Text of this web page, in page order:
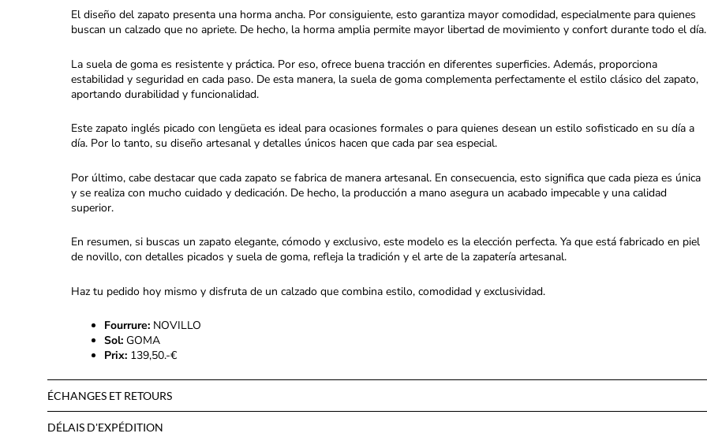
El diseño del zapato presenta una horma ancha. Por consiguiente, esto garantiza mayor comodidad, especialmente para quienes
buscan un calzado que no apriete. De hecho, la horma amplia permite mayor libertad de movimiento y confort durante todo el día.
La suela de goma es resistente y práctica. Por eso, ofrece buena tracción en diferentes superficies. Además, proporciona
estabilidad y seguridad en cada paso. De esta manera, la suela de goma complementa perfectamente el estilo clásico del zapato,
aportando durabilidad y funcionalidad.
Este zapato inglés picado con lengüeta es ideal para ocasiones formales o para quienes desean un estilo sofisticado en su día a
día. Por lo tanto, su diseño artesanal y detalles únicos hacen que cada par sea especial.
Por último, cabe destacar que cada zapato se fabrica de manera artesanal. En consecuencia, esto significa que cada pieza es única
y se realiza con mucho cuidado y dedicación. De hecho, la producción a mano asegura un acabado impecable y una calidad
superior.
En resumen, si buscas un zapato elegante, cómodo y exclusivo, este modelo es la elección perfecta. Ya que está fabricado en piel
de novillo, con detalles picados y suela de goma, refleja la tradición y el arte de la zapatería artesanal.
Haz tu pedido hoy mismo y disfruta de un calzado que combina estilo, comodidad y exclusividad.
Fourrure: NOVILLO
Sol: GOMA
Prix: 139,50.-€
ÉCHANGES ET RETOURS
DÉLAIS D'EXPÉDITION